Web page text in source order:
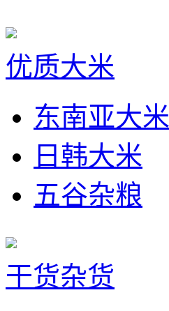
优质大米
东南亚大米
日韩大米
五谷杂粮
干货杂货